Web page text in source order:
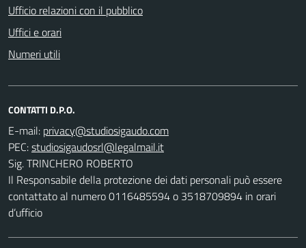
Ufficio relazioni con il pubblico
Uffici e orari
Numeri utili
CONTATTI D.P.O.
E-mail:
PEC:
Sig. TRINCHERO ROBERTO
Il Responsabile della protezione dei dati personali può essere
contattato al numero 0116485594 o 3518709894 in orari
d’ufficio